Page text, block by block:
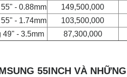
- 0.88mm
149,500,000
- 1.74mm
103,500,000
49" - 3.5mm
87,300,000
55INCH VÀ